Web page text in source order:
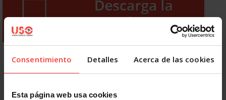
Consentimiento Detalles Acerca de las cookies
Esta página web usa cookies